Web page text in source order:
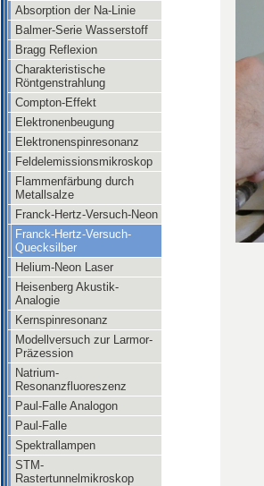
Absorption der Na-Linie
Balmer-Serie Wasserstoff
Bragg Reflexion
Charakteristische
Röntgenstrahlung
Compton-Effekt
Elektronenbeugung
Elektronenspinresonanz
Feldelemissionsmikroskop
Flammenfärbung durch
Metallsalze
Franck-Hertz-Versuch-Neon
Franck-Hertz-Versuch-
Quecksilber
Helium-Neon Laser
Heisenberg Akustik-
Analogie
Kernspinresonanz
Modellversuch zur Larmor-
Präzession
Natrium-
Resonanzfluoreszenz
Paul-Falle Analogon
Paul-Falle
Spektrallampen
STM-
Rastertunnelmikroskop